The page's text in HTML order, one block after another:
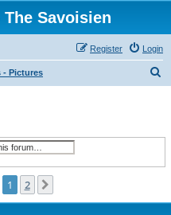
The Savoisien
Login
Register
- Pictures
h
search
1 2